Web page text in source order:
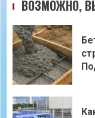
ВОЗМОЖНО,